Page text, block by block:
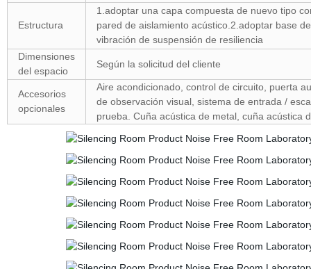
Estructura
1.adoptar una capa compuesta de nuevo tipo
pared de aislamiento acústico.2.adoptar base
vibración de suspensión de resiliencia
Dimensiones
del espacio
Según la solicitud del cliente
Accesorios
opcionales
Aire acondicionado, control de circuito, puerta
de observación visual, sistema de entrada /
prueba. Cuña acústica de metal, cuña acústica